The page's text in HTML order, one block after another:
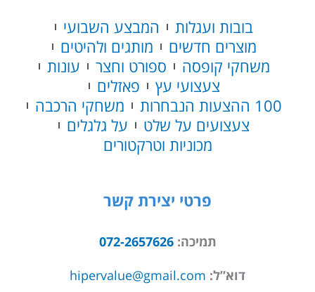
בובות ועגלות
המבצע השבועי
מוצרים חדשים
מותגים ולהיטים
משחקי קופסה
ספורט וחצר
עונות
צעצועי עץ
פאזלים
100 ההצעות הנבחרות
משחקי הרכבה
צעצועים על שלט
על גלגלים
מכוניות וטרקטורים
פרטי יצירת קשר
תמיכה:072-2657626
דוא”ל: hipervalue@gmail.com